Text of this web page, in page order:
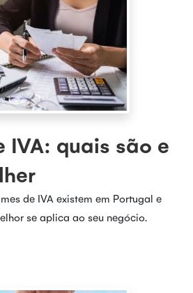
IVA: quais são e
de IVA existem em Portugal e
se aplica ao seu negócio.